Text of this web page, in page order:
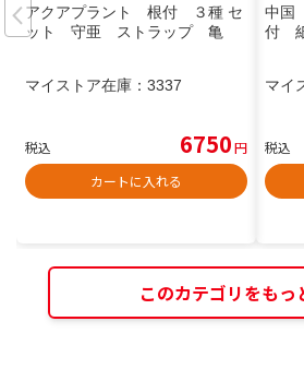
アクアプラント 根付 ３種 セ
ット 守亜 ストラップ 亀
マイストア在庫： 3337
税込 6750円
カートに入れる
中国
付
マイ
税込
このカテゴリをもっ